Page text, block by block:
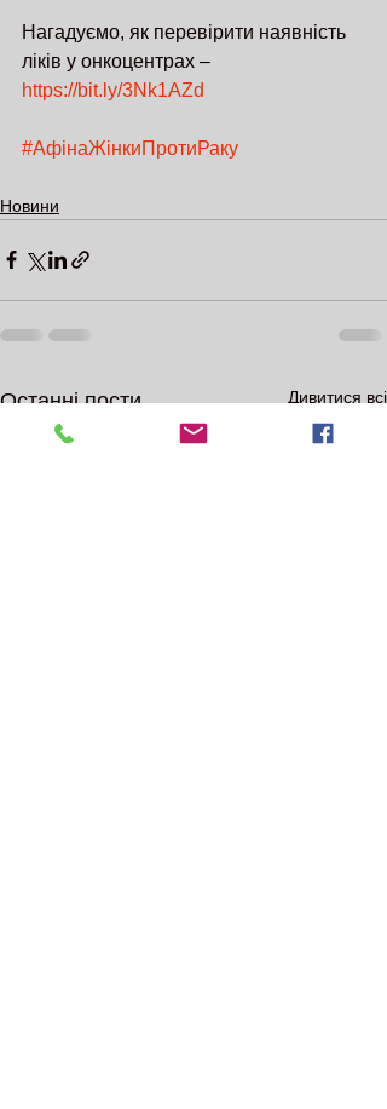
Нагадуємо, як перевірити наявність
ліків у онкоцентрах –
https://bit.ly/3Nk1AZd
#АфінаЖінкиПротиРаку
Новини
Останні пости Дивитися всі